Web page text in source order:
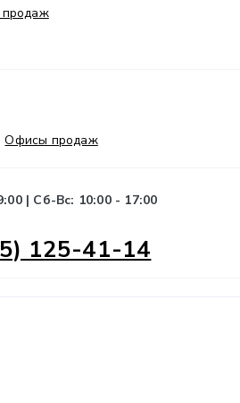
Офисы продаж
| Сб-Вс: 10:00 - 17:00
125-41-14